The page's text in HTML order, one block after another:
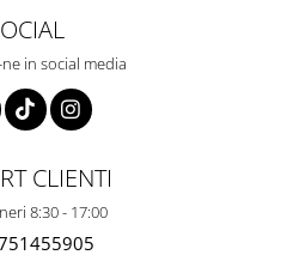
in social media
CLIENTI
8:30 - 17:00